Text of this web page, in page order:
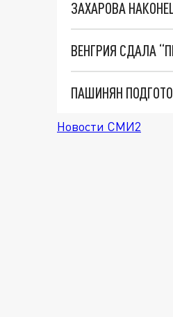
ВЕНГРИЯ СДАЛА
Новости СМИ2